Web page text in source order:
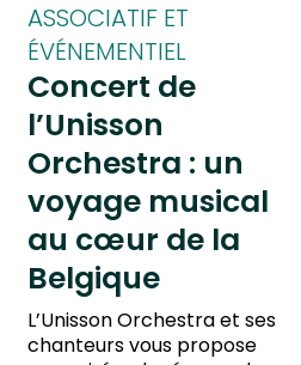
Concert de
l’Unisson
Orchestra : un
voyage musical
au cœur de la
Belgique
ASSOCIATIF ET
ÉVÉNEMENTIEL
L’Unisson Orchestra et ses
chanteurs vous propose